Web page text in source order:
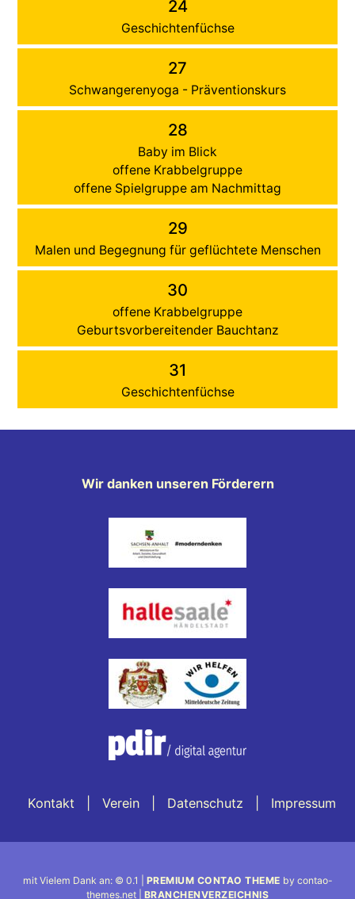
24
Geschichtenfüchse
27
Schwangerenyoga - Präventionskurs
28
Baby im Blick
offene Krabbelgruppe
offene Spielgruppe am Nachmittag
29
Malen und Begegnung für geflüchtete Menschen
30
offene Krabbelgruppe
Geburtsvorbereitender Bauchtanz
31
Geschichtenfüchse
Wir danken unseren Förderern
Kontakt Verein Datenschutz Impressum
mit Vielem Dank an: © 0.1 | PREMIUM CONTAO THEME by contao-
themes.net | BRANCHENVERZEICHNIS